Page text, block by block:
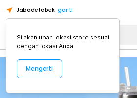
Jabodetabek ganti
Alat Kopi
Silakan ubah lokasi store sesuai
dengan lokasi Anda.
Mengerti